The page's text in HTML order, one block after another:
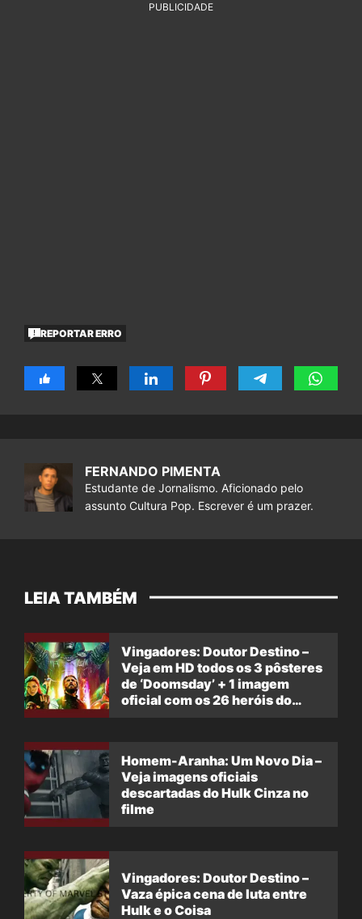
PUBLICIDADE
REPORTAR ERRO
FERNANDO PIMENTA
Estudante de Jornalismo. Aficionado pelo
assunto Cultura Pop. Escrever é um prazer.
LEIA TAMBÉM
Vingadores: Doutor Destino –
Veja em HD todos os 3 pôsteres
de ‘Doomsday’ + 1 imagem
oficial com os 26 heróis do
Homem-Aranha: Um Novo Dia –
Veja imagens oficiais
descartadas do Hulk Cinza no
filme
Vingadores: Doutor Destino –
Vaza épica cena de luta entre
Hulk e o Coisa